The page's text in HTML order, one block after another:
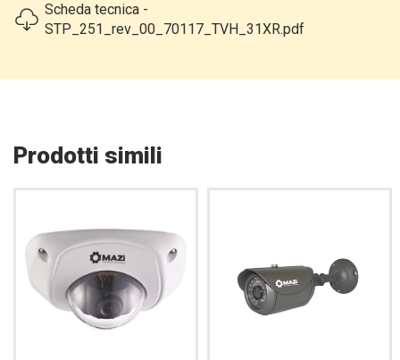
Scheda tecnica -
STP_251_rev_00_70117_TVH_31XR.pdf
Prodotti simili